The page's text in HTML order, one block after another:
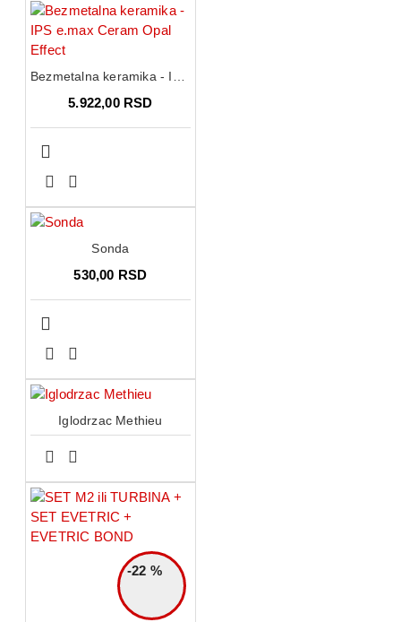
5.922,00 RSD
Sonda
530,00 RSD
Iglodrzac Methieu
-22 %